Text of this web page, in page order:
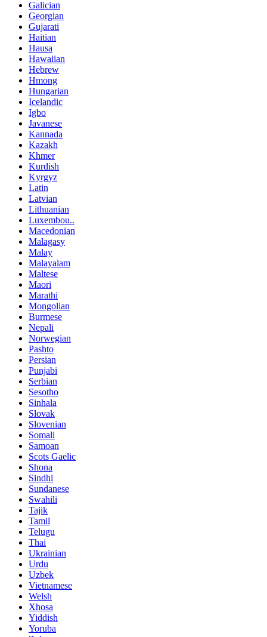
Galician
Georgian
Gujarati
Haitian
Hausa
Hawaiian
Hebrew
Hmong
Hungarian
Icelandic
Igbo
Javanese
Kannada
Kazakh
Khmer
Kurdish
Kyrgyz
Latin
Latvian
Lithuanian
Luxembou..
Macedonian
Malagasy
Malay
Malayalam
Maltese
Maori
Marathi
Mongolian
Burmese
Nepali
Norwegian
Pashto
Persian
Punjabi
Serbian
Sesotho
Sinhala
Slovak
Slovenian
Somali
Samoan
Scots Gaelic
Shona
Sindhi
Sundanese
Swahili
Tajik
Tamil
Telugu
Thai
Ukrainian
Urdu
Uzbek
Vietnamese
Welsh
Xhosa
Yiddish
Yoruba